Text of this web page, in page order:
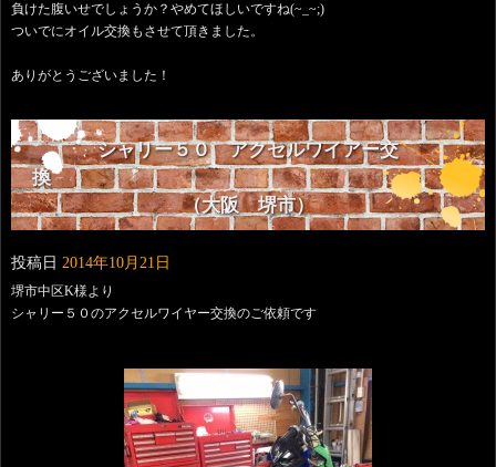
負けた腹いせでしょうか？やめてほしいですね(~_~;)
ついでにオイル交換もさせて頂きました。
ありがとうございました！
シャリー５０ アクセルワイアー交
換
（大阪 堺市）
投稿日 2014年10月21日
堺市中区K様より
シャリー５０のアクセルワイヤー交換のご依頼です